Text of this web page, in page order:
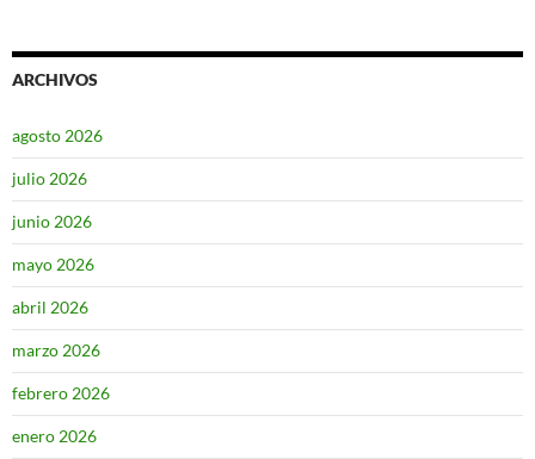
ARCHIVOS
agosto 2026
julio 2026
junio 2026
mayo 2026
abril 2026
marzo 2026
febrero 2026
enero 2026